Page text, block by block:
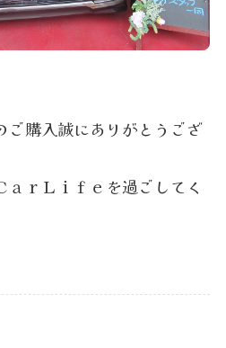
ご購入誠にありがとうござ
ｒＬｉｆｅを過ごしてく